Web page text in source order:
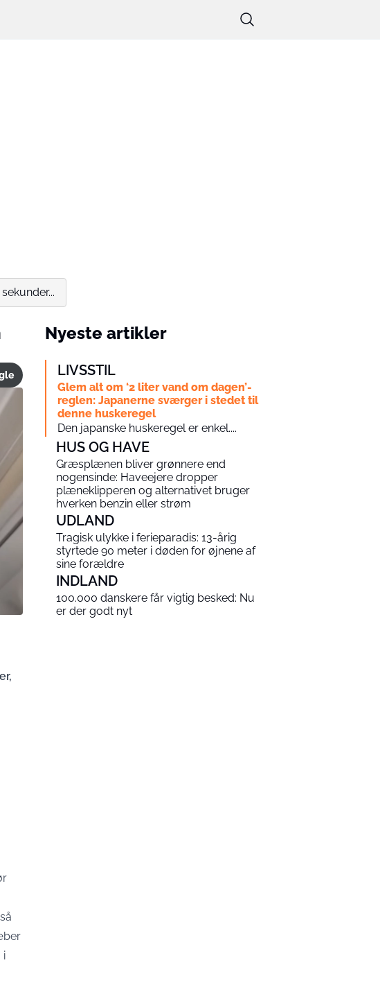
i
Nyeste artikler
LIVSSTIL
Glem alt om ‘2 liter vand om dagen’-
reglen: Japanerne sværger i stedet til
denne huskeregel
Den japanske huskeregel er enkel....
HUS OG HAVE
Græsplænen bliver grønnere end
nogensinde: Haveejere dropper
plæneklipperen og alternativet bruger
hverken benzin eller strøm
UDLAND
Tragisk ulykke i ferieparadis: 13-årig
styrtede 90 meter i døden for øjnene af
sine forældre
INDLAND
100.000 danskere får vigtig besked: Nu
er der godt nyt